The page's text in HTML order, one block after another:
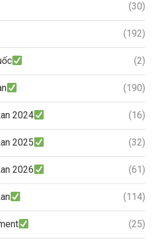
(30)
(192)
(2)
(190)
2024 (16)
2025 (32)
2026 (61)
(114)
(25)